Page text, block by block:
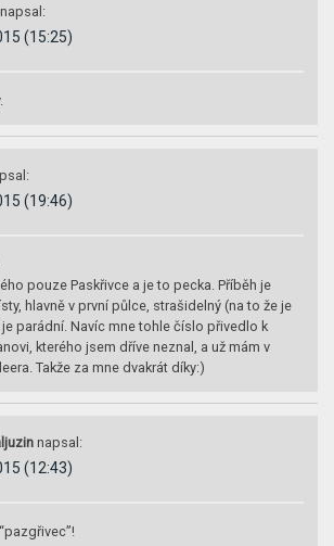
napsal:
(15:25)
(19:46)
pouze Paskřivce a je to pecka. Příběh je
hlavně v první půlce, strašidelný (na to že je
parádní. Navíc mne tohle číslo přivedlo k
kterého jsem dříve neznal, a už mám v
Takže za mne dvakrát díky:)
napsal:
(12:43)